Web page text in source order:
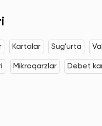
Kartalar Sug'urta
Mikroqarzlar Debet